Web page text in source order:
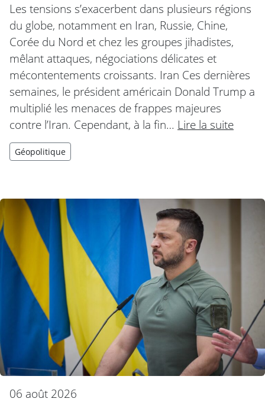
Les tensions s’exacerbent dans plusieurs régions
du globe, notamment en Iran, Russie, Chine,
Corée du Nord et chez les groupes jihadistes,
mêlant attaques, négociations délicates et
mécontentements croissants. Iran Ces dernières
semaines, le président américain Donald Trump a
multiplié les menaces de frappes majeures
contre l’Iran. Cependant, à la fin… Lire la suite
Géopolitique
06 août 2026